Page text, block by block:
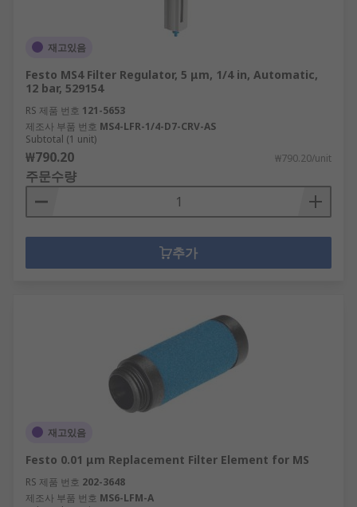
재고있음
Festo MS4 Filter Regulator, 5 μm, 1/4 in, Automatic,
12 bar, 529154
RS 제품 번호 121-5653
제조사 부품 번호 MS4-LFR-1/4-D7-CRV-AS
Subtotal (1 unit)
₩790.20 ₩790.20/unit
주문수량
추가
재고있음
Festo 0.01 μm Replacement Filter Element for MS
RS 제품 번호 202-3648
제조사 부품 번호 MS6-LFM-A